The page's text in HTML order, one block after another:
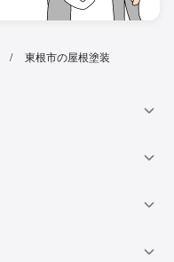
東根市の屋根塗装